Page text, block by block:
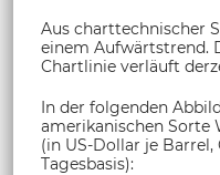
Aus charttechnischer
einem Aufwärtstrend.
Chartlinie verläuft
In der folgenden
amerikanischen Sorte
(in US-Dollar je
Tagesbasis):